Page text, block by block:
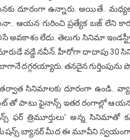
దూరంగా ఉన్నారు. అయితే..
ఆయన గురించి ప్రత్యేక బజ్ లేని
అవకాశం లేదు. తెలుగు సినిమా
వడ్డే నవీన్. హీరోగా దాదాపు 30
దగ్గరయ్యారు. తనదైన గుర్తింపును
సినిమాలకు దూరంగా ఉండి..
తో పాటు ఫైనాన్స్ ఇతర రంగాల్లో
ఫర్ త్రిమూర్తులు’ అన్న
బ్యానర్ మీద ఈ మూవీని స్వయంగా